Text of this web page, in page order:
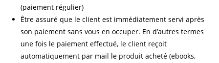
(paiement régulier)
Être assuré que le client est immédiatement servi après
son paiement sans vous en occuper. En d’autres termes
une fois le paiement effectué, le client reçoit
automatiquement par mail le produit acheté (ebooks,